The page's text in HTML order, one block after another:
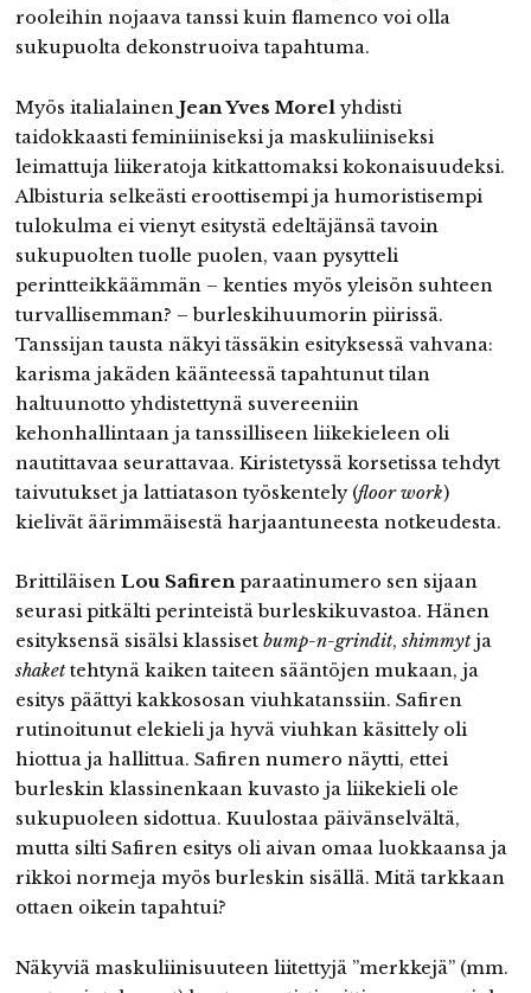
rooleihin nojaava tanssi kuin flamenco voi olla
sukupuolta dekonstruoiva tapahtuma.
Myös italialainen Jean Yves Morel yhdisti
taidokkaasti feminiiniseksi ja maskuliiniseksi
leimattuja liikeratoja kitkattomaksi kokonaisuudeksi.
Albisturia selkeästi eroottisempi ja humoristisempi
tulokulma ei vienyt esitystä edeltäjänsä tavoin
sukupuolten tuolle puolen, vaan pysytteli
perintteikkäämmän – kenties myös yleisön suhteen
turvallisemman? – burleskihuumorin piirissä.
Tanssijan tausta näkyi tässäkin esityksessä vahvana:
karisma jakäden käänteessä tapahtunut tilan
haltuunotto yhdistettynä suvereeniin
kehonhallintaan ja tanssilliseen liikekieleen oli
nautittavaa seurattavaa. Kiristetyssä korsetissa tehdyt
taivutukset ja lattiatason työskentely (floor work)
kielivät äärimmäisestä harjaantuneesta notkeudesta.
Brittiläisen Lou Safirenparaatinumero sen sijaan
seurasi pitkälti perinteistä burleskikuvastoa. Hänen
esityksensä sisälsi klassiset bump-n-grindit,shimmytja
shakettehtynä kaiken taiteen sääntöjen mukaan, ja
esitys päättyi kakkososan viuhkatanssiin. Safiren
rutinoitunut elekieli ja hyvä viuhkan käsittely oli
hiottua ja hallittua. Safiren numero näytti, ettei
burleskin klassinenkaan kuvasto ja liikekieli ole
sukupuoleen sidottua. Kuulostaa päivänselvältä,
mutta silti Safiren esitys oli aivan omaa luokkaansa ja
rikkoi normeja myös burleskin sisällä. Mitä tarkkaan
ottaen oikein tapahtui?
Näkyviä maskuliinisuuteen liitettyjä ”merkkejä” (mm.